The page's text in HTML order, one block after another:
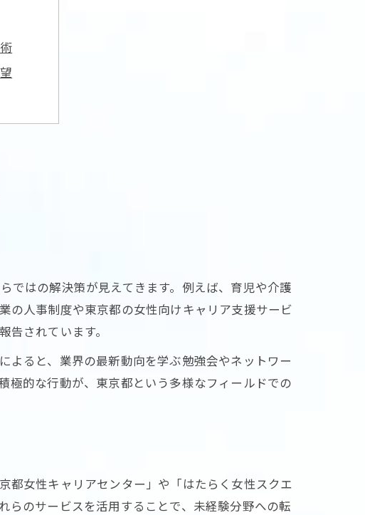
法
法
ス
方法
ではの解決策が見えてきます。例えば、育児や介護
の人事制度や東京都の女性向けキャリア支援サービ
されています。
よると、業界の最新動向を学ぶ勉強会やネットワー
極的な行動が、東京都という多様なフィールドでの
都女性キャリアセンター」や「はたらく女性スクエ
らのサービスを活用することで、未経験分野への転